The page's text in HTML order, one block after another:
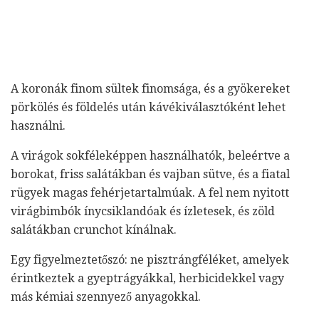
A koronák finom sültek finomsága, és a gyökereket
pörkölés és földelés után kávékiválasztóként lehet
használni.
A virágok sokféleképpen használhatók, beleértve a
borokat, friss salátákban és vajban sütve, és a fiatal
rügyek magas fehérjetartalmúak. A fel nem nyitott
virágbimbók ínycsiklandóak és ízletesek, és zöld
salátákban crunchot kínálnak.
Egy figyelmeztetőszó: ne pisztrángféléket, amelyek
érintkeztek a gyeptrágyákkal, herbicidekkel vagy
más kémiai szennyező anyagokkal.